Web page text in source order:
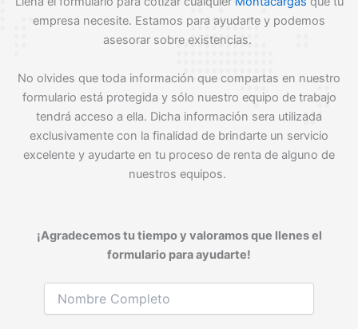
empresa necesite. Estamos para ayudarte y podemos
asesorar sobre existencias.
No olvides que toda información que compartas en nuestro
formulario está protegida y sólo nuestro equipo de trabajo
tendrá acceso a ella. Dicha información sera utilizada
exclusivamente con la finalidad de brindarte un servicio
excelente y ayudarte en tu proceso de renta de alguno de
nuestros equipos.
¡Agradecemos tu tiempo y valoramos que llenes el
formulario para ayudarte!